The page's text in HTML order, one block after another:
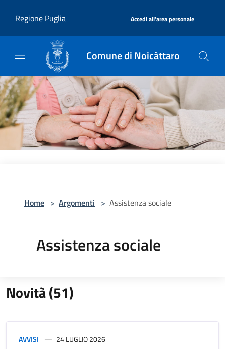
Regione Puglia
Accedi all'area personale
Comune di Noicàttaro
Home > Argomenti > Assistenza sociale
Assistenza sociale
Novità (51)
AVVISI 24 LUGLIO 2026